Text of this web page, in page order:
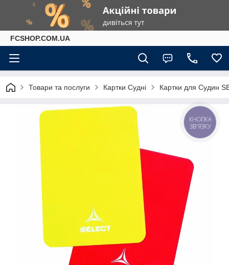
FCSHOP.COM.UA
Товари та послуги Картки Судні Картки для Судин
КНОПКА
ЗВ'ЯЗКУ